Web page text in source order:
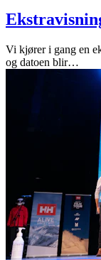
Vi kjører i gang en
og datoen blir…